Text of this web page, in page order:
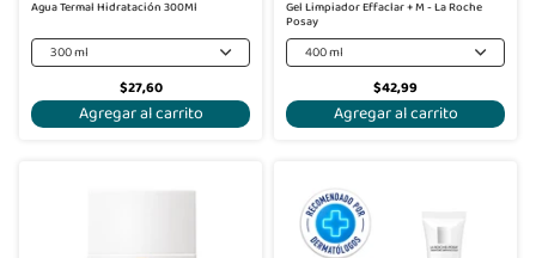
Agua Termal Hidratación 300Ml
300 ml
$27,60
Agregar al carrito
Gel Limpiador Effaclar + M - La Roche
Posay
400 ml
$42,99
Agregar al carrito